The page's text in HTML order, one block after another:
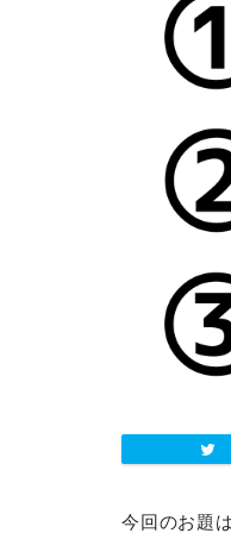
今回のお題は